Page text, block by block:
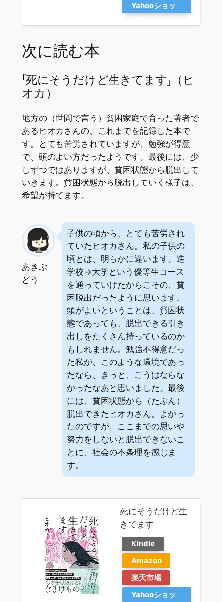
Yahooショッ
次に読む本
「死にそうだけど生きてます」（ヒ
オカ）
地方の（世間で言う）貧困家庭で育った著者で
あるヒオカさんの、これまでを記録した本で
す。とても苦労されていますが、勉強が得意
で、頭のよい方だったようです。最後には、少
しずつではありますが、貧困状態から脱出して
いきます。貧困状態から脱出していく様子は、
希望が持てます。
あきぶ
どう
子供の頃から、とても苦労され
ていたヒオカさん。私の子供の
頃とは、明らかに違います。進
学校→大学という優等生コース
を通っていけたからこその、貧
困脱出だったように思います。
頭がよいということは、貧困状
態であっても、脱出できる引き
出しをたくさん持っているのか
もしれません。勉強不得意だっ
た私が、このような環境であっ
たなら、きっと、こうはならな
かったなあと思いました。最後
には、貧困状態から（たぶん）
脱出できたヒオカさん。よかっ
たのですが、ここまでの思いや
努力をしないと脱出できないこ
とに、社会の不条理を感じま
す。
死にそうだけど生
きてます
Kindle
Amazon
楽天市場
Yahooショッ